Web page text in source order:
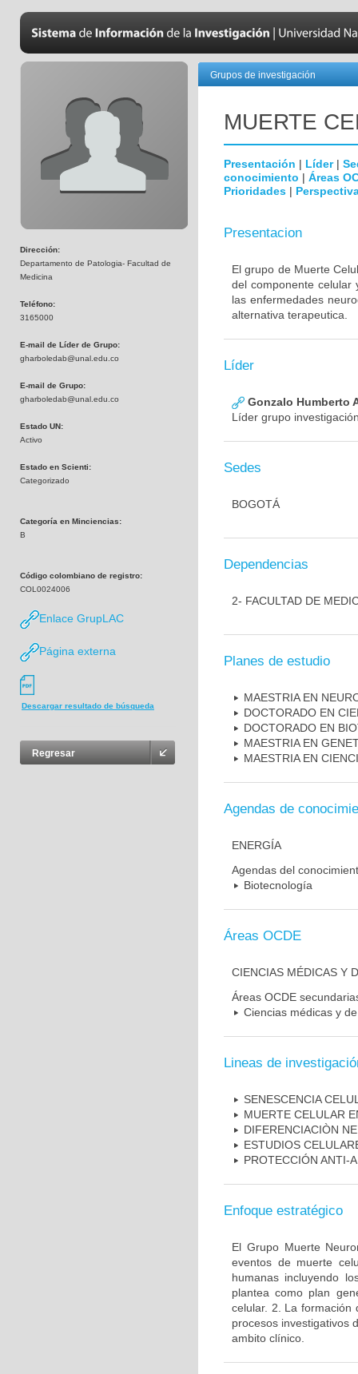
Dirección:
Departamento de Patologia- Facultad de
Medicina
Teléfono:
3165000
E-mail de Líder de Grupo:
gharboledab@unal.edu.co
E-mail de Grupo:
gharboledab@unal.edu.co
Estado UN:
Activo
Estado en Scienti:
Categorizado
Categoría en Minciencias:
B
Código colombiano de registro:
COL0024006
Enlace GrupLAC
Página externa
Descargar resultado de búsqueda
Regresar
Grupos de investigación
MUERTE
Presentación | Líder|
conocimiento | Áreas
Prioridades |
Presentacion
El grupo de Muerte
del componente celular
las enfermedades
alternativa terapeutica.
Líder
Gonzalo Humberto
Líder grupo
Sedes
BOGOTÁ
Dependencias
2- FACULTAD DE
Planes de estudio
MAESTRIA EN
DOCTORADO EN
DOCTORADO EN
MAESTRIA EN
MAESTRIA EN
Agendas de
ENERGÍA
Agendas del
Biotecnología
Áreas OCDE
CIENCIAS MÉDICAS Y
Áreas OCDE
Ciencias médicas y
Lineas de
SENESCENCIA
MUERTE CELULAR
DIFERENCIACIÒN
ESTUDIOS
PROTECCIÓN ANTI-
Enfoque estratégico
El Grupo Muerte
eventos de muerte
humanas incluyendo
plantea como plan
celular. 2. La formación
procesos investigativos
ambito clínico.